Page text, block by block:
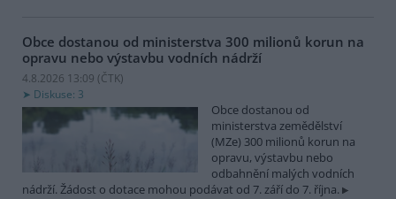
Obce dostanou od ministerstva 300 milionů korun na
opravu nebo výstavbu vodních nádrží
4.8.2026 13:09 (ČTK)
Diskuse: 3
Obce dostanou od
ministerstva zemědělství
(MZe) 300 milionů korun na
opravu, výstavbu nebo
odbahnění malých vodních
nádrží. Žádost o dotace mohou podávat od 7. září do 7. října.